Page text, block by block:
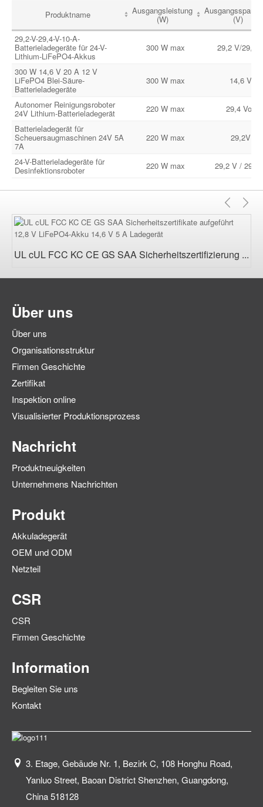
Produktname
Ausgangsleistung
(W)
(V)
29,2-V-29,4-V-10-A-
Batterieladegeräte für 24-V-
Lithium-LiFePO4-Akkus
300 W max 29,2 V/29,4
300 W 14,6 V 20 A 12 V
LiFePO4 Blei-Säure-
Batterieladegeräte
300 W max 14,6 V
Autonomer Reinigungsroboter
24V Lithium-Batterieladegerät 220 W max
29,4 Volt
Batterieladegerät für
Scheuersaugmaschinen 24V 5A
7A
220 W max 29,2V
24-V-Batterieladegeräte für
Desinfektionsroboter 220 W max 29,2 V / 29,4
UL cUL FCC KC CE GS SAA Sicherheitszertifizierung ...
Über uns
Über uns
Organisationsstruktur
Firmen Geschichte
Zertifikat
Inspektion online
Visualisierter Produktionsprozess
Nachricht
Produktneuigkeiten
Unternehmens Nachrichten
Produkt
Akkuladegerät
OEM und ODM
Netzteil
CSR
CSR
Firmen Geschichte
Information
Begleiten Sie uns
Kontakt
3. Etage, Gebäude Nr. 1, Bezirk C, 108 Honghu Road,
Yanluo Street, Baoan District Shenzhen, Guangdong,
China 518128